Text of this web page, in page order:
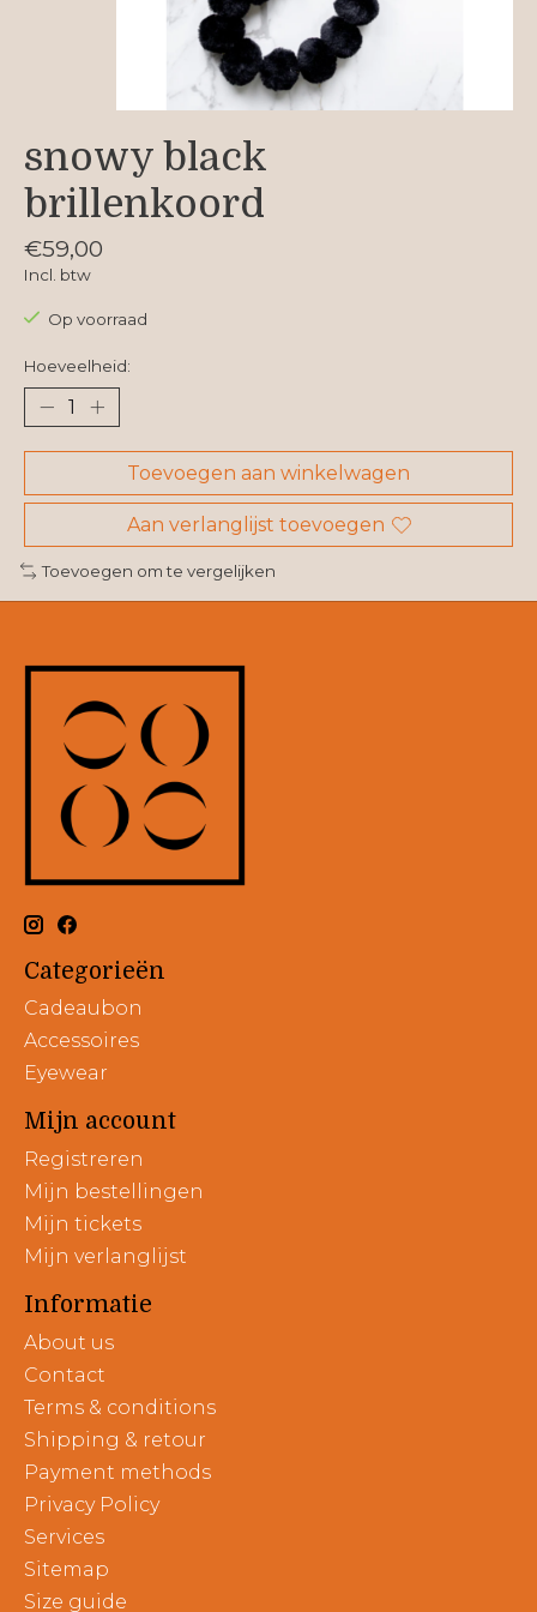
snowy black
brillenkoord
€59,00
Incl. btw
Op voorraad
Hoeveelheid:
Toevoegen aan winkelwagen
Aan verlanglijst toevoegen
Toevoegen om te vergelijken
Categorieën
Cadeaubon
Accessoires
Eyewear
Mijn account
Registreren
Mijn bestellingen
Mijn tickets
Mijn verlanglijst
Informatie
About us
Contact
Terms & conditions
Shipping & retour
Payment methods
Privacy Policy
Services
Sitemap
Size guide